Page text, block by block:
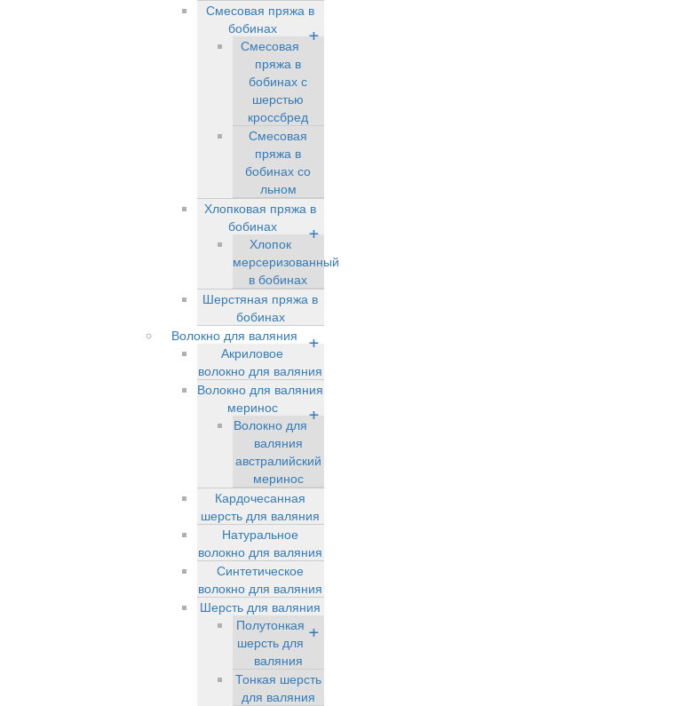
Смесовая пряжа в
бобинах
+
Смесовая
пряжа в
бобинах с
шерстью
кроссбред
Смесовая
пряжа в
бобинах со
льном
Хлопковая пряжа в
бобинах
+
Хлопок
мерсеризованный
в бобинах
Шерстяная пряжа в
бобинах
Волокно для валяния
+
Акриловое
волокно для валяния
Волокно для валяния
меринос
+
Волокно для
валяния
австралийский
меринос
Кардочесанная
шерсть для валяния
Натуральное
волокно для валяния
Синтетическое
волокно для валяния
Шерсть для валяния
+
Полутонкая
шерсть для
валяния
Тонкая шерсть
для валяния